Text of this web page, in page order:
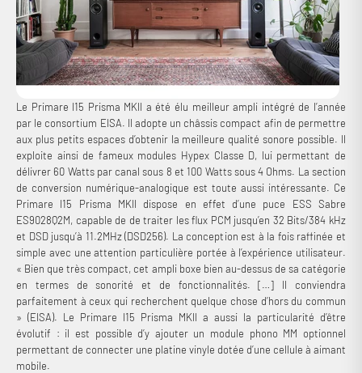
Le Primare I15 Prisma MKII a été élu meilleur ampli intégré de l’année
par le consortium EISA. Il adopte un châssis compact afin de permettre
aux plus petits espaces d’obtenir la meilleure qualité sonore possible. Il
exploite ainsi de fameux modules Hypex Classe D, lui permettant de
délivrer 60 Watts par canal sous 8 et 100 Watts sous 4 Ohms. La section
de conversion numérique-analogique est toute aussi intéressante. Ce
Primare I15 Prisma MKII dispose en effet d’une puce ESS Sabre
ES9028Q2M, capable de de traiter les flux PCM jusqu’en 32 Bits/384 kHz
et DSD jusqu’à 11.2MHz (DSD256). La conception est à la fois raffinée et
simple avec une attention particulière portée à l’expérience utilisateur.
« Bien que très compact, cet ampli boxe bien au-dessus de sa catégorie
en termes de sonorité et de fonctionnalités. […] Il conviendra
parfaitement à ceux qui recherchent quelque chose d’hors du commun
» (EISA). Le Primare I15 Prisma MKII a aussi la particularité d’être
évolutif : il est possible d’y ajouter un module phono MM optionnel
permettant de connecter une platine vinyle dotée d’une cellule à aimant
mobile.